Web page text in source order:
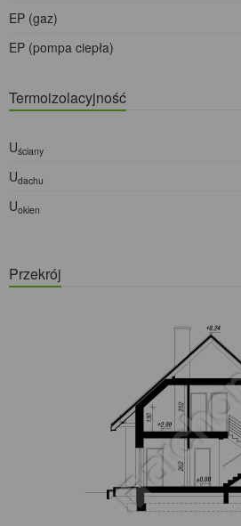
EP (gaz)
EP (pompa ciepła)
Termoizolacyjność
Uściany
Udachu
Uokien
Przekrój